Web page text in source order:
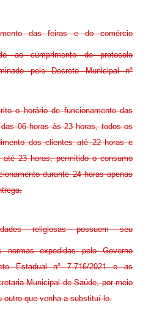
das feiras e do comércio
ao cumprimento de protocolo
pelo Decreto Municipal nº
o horário de funcionamento das
06 horas às 23 horas, todos os
dos clientes até 22 horas e
até 23 horas, permitido o consumo
durante 24 horas apenas
religiosas possuem seu
normas expedidas pelo Governo
Estadual nº 7.716/2021 e as
Municipal de Saúde, por meio
outro que venha a substituí-lo.